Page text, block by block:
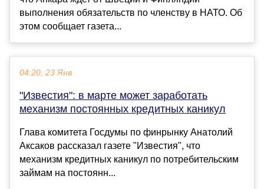
выполнения обязательств по членству в НАТО. Об
этом сообщает газета...
04:20, 23 Янв
"Известия": в марте может заработать
механизм постоянных кредитных каникул
Глава комитета Госдумы по финрынку Анатолий
Аксаков рассказал газете "Известия", что
механизм кредитных каникул по потребительским
займам на постоянн...